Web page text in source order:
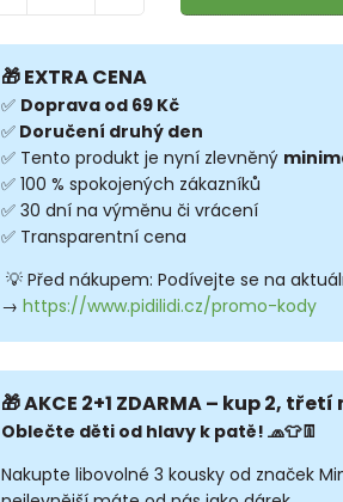
🎁 EXTRA CENA
✅ Doprava od 69 Kč
✅Doručení druhý den
✅ Tento produkt je nyní zlevněný
✅ 100 % spokojených zákazníků
✅ 30 dní na výměnu či vrácení
✅ Transparentní cena
💡 Před nákupem: Podívejte se na
→ https://www.pidilidi.cz/promo-kody
🎁 AKCE 2+1 ZDARMA – kup 2,
Oblečte děti od hlavy k patě! 🧢👕👖
Nakupte libovolné 3 kousky od značek